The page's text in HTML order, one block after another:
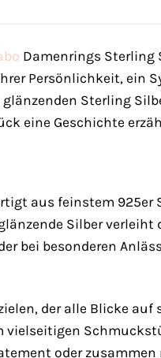
Damenrings Sterling
Persönlichkeit, ein
Sterling
eine Geschichte
aus feinstem
Silber verleiht
bei besonderen
der alle Blicke auf
vielseitigen
oder